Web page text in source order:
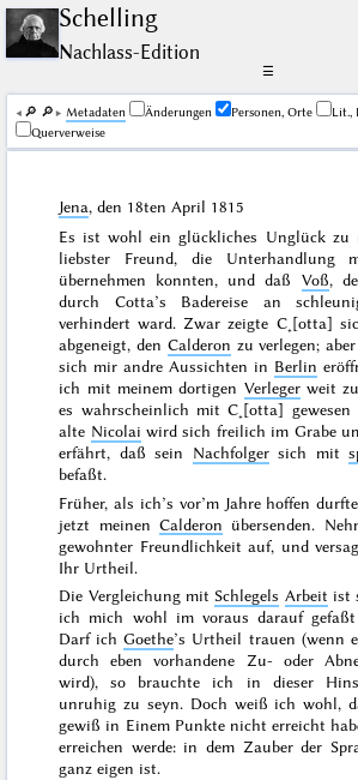
Schelling
Nachlass-Edition
☰
🔎︎ 🔎︎ Me­ta­da­ten Änderungen Personen, Orte Lit.,
Querverweise
Jena, den 18ten April 1815
Es ist wohl ein glückliches Unglück zu
liebster Freund, die Unterhandlung
übernehmen konnten, und daß Voß,
durch Cotta’s Badereise an
verhindert ward. Zwar zeigte C˖[otta]
abgeneigt, den Calderon zu verlegen;
sich mir andre Aussichten in Berlin
ich mit meinem dortigen Verlegerweit
es wahrscheinlich mitC˖[otta]
alte Nicolai wird sich freilich im Grabe
erfährt, daß sein Nachfolgersich mit
befaßt.
Früher, als ich’s vor’m Jahre hoffen
jetzt meinen Calderon übersenden.
gewohnter Freundlichkeit auf, und
Ihr Urtheil.
Die Vergleichung mitSchlegels Arbeit ist
ich mich wohl im voraus darauf
Darf ichGoethe’s Urtheil trauen (wenn
durch eben vorhandene Zu- oder
wird), so brauchte ich in dieser
unruhig zu seyn. Doch weiß ich wohl,
gewiß in Einem Punkte nicht erreicht
erreichen werde: in dem Zauber der
ganz eigen ist.